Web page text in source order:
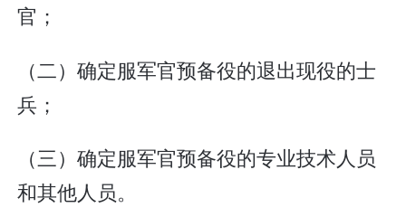
官；
（二）确定服军官预备役的退出现役的士
兵；
（三）确定服军官预备役的专业技术人员
和其他人员。